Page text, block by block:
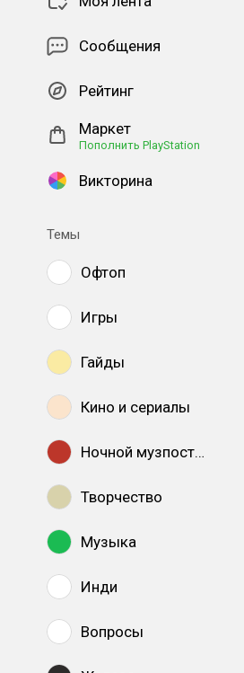
Сообщения
Рейтинг
Маркет
Пополнить PlayStation
Викторина
Темы
Офтоп
Игры
Гайды
Кино и сериалы
Ночной музпостинг
Творчество
Музыка
Инди
Вопросы